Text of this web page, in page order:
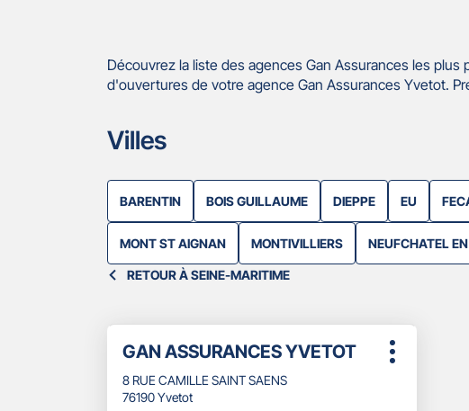
Découvrez la liste des agences Gan Assurances les
d'ouvertures de votre agence Gan Assurances Yvetot.
Villes
BARENTIN BOIS GUILLAUME DIEPPE EU
MONT ST AIGNAN MONTIVILLIERS NEUFCHATEL
RETOUR À SEINE-MARITIME
sur
touche
ENTRÉE
Point
vente
:
GAN ASSURANCES YVETOT
8 RUE CAMILLE SAINT SAENS
76190 Yvetot
Plus